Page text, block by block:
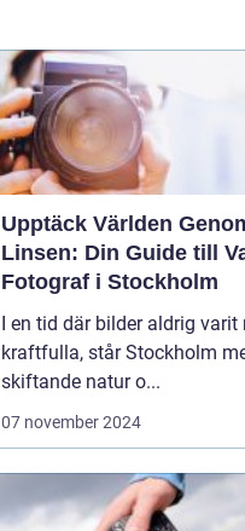
Upptäck Världen
Linsen: Din Guide till
Fotograf i Stockholm
I en tid där bilder aldrig varit
kraftfulla, står Stockholm
skiftande natur o...
07 november 2024